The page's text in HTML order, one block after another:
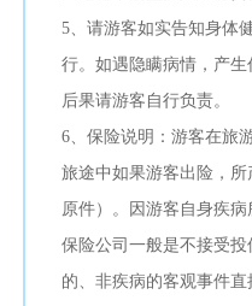
5、请游客如实告知身体
行。如遇隐瞒病情，产
后果请游客自行负责。
6、保险说明：游客在旅
旅途中如果游客出险，
原件）。因游客自身疾
保险公司一般是不接受
的、非疾病的客观事件